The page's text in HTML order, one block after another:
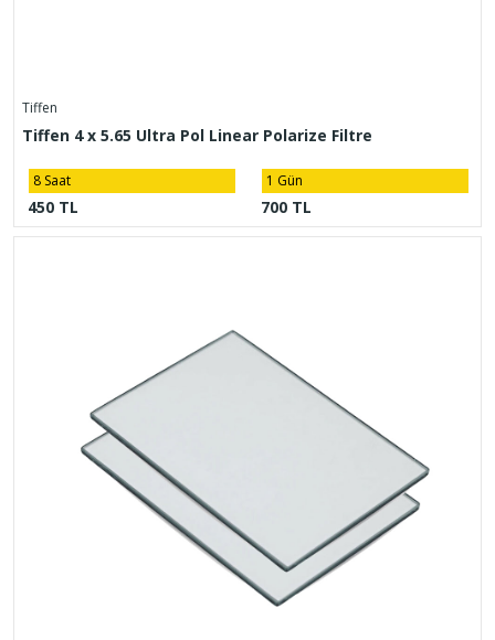
Tiffen
Tiffen 4 x 5.65 Ultra Pol Linear Polarize Filtre
8 Saat
450 TL
1 Gün
700 TL